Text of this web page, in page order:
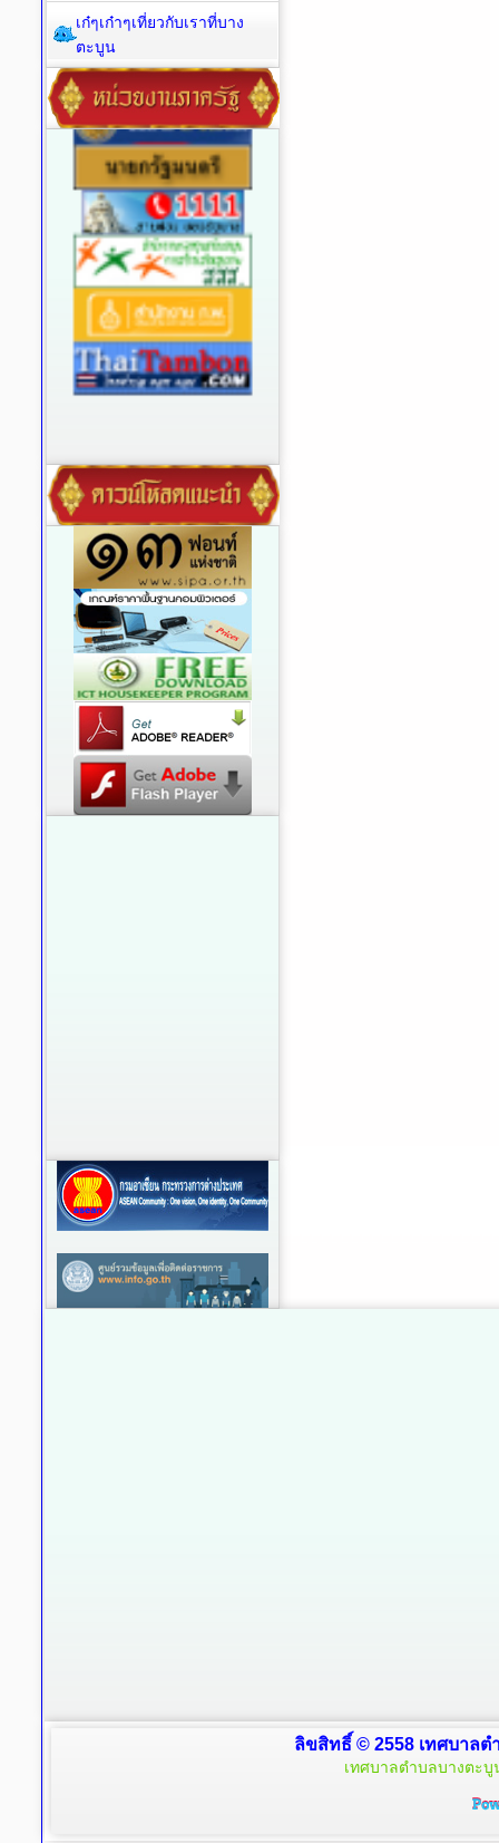
เก๋ๆเก๋าๆเที่ยวกับเราที่บาง
ตะบูน
ลิขสิทธิ์ © 2558 เทศบาลต
เทศบาลตำบลบางตะบู